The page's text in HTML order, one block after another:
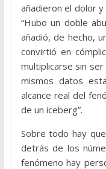
añadieron el dolor
“Hubo un doble
añadió, de hecho,
convirtió en
multiplicarse sin
mismos datos
alcance real del
de un iceberg”.
Sobre todo hay
detrás de los
fenómeno hay